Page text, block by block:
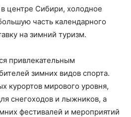
центре Сибири, холодное
часть календарного
на зимний туризм.
привлекательным
зимних видов спорта.
курортов мирового уровня,
снегоходов и лыжников, а
фестивалей и мероприятий